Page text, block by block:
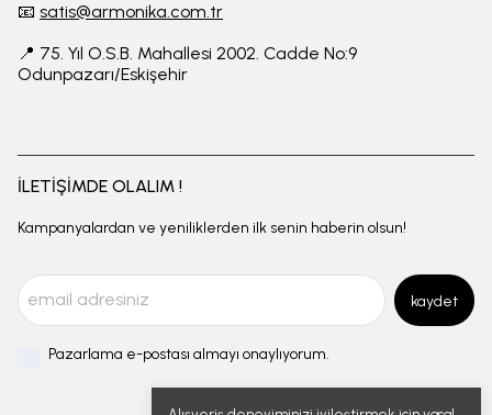
📧 satis@armonika.com.tr
📍 75. Yıl O.S.B. Mahallesi 2002. Cadde No:9
Odunpazarı/Eskişehir
İLETİŞİMDE OLALIM !
Kampanyalardan ve yeniliklerden ilk senin haberin olsun!
kaydet
Pazarlama e-postası almayı onaylıyorum.